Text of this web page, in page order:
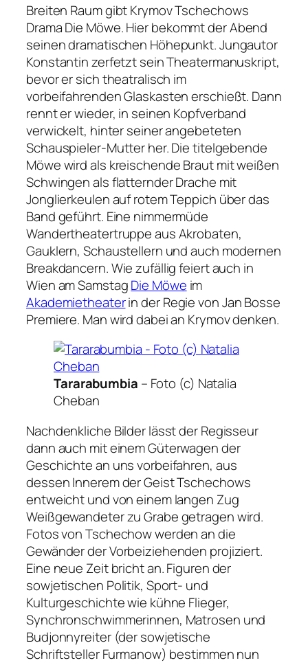
Breiten Raum gibt Krymov Tschechows
DramaDie Möwe. Hier bekommt der Abend
seinen dramatischen Höhepunkt. Jungautor
Konstantin zerfetzt sein Theatermanuskript,
bevor er sich theatralisch im
vorbeifahrenden Glaskasten erschießt. Dann
rennt er wieder, in seinen Kopfverband
verwickelt, hinter seiner angebeteten
Schauspieler-Mutter her. Die titelgebende
Möwe wird als kreischende Braut mit weißen
Schwingen als flatternder Drache mit
Jonglierkeulen auf rotem Teppich über das
Band geführt. Eine nimmermüde
Wandertheatertruppe aus Akrobaten,
Gauklern, Schaustellern und auch modernen
Breakdancern. Wie zufällig feiert auch in
Wien am SamstagDie Möwe im
Akademietheaterin der Regie von Jan Bosse
Premiere. Man wird dabei an Krymov denken.
Tararabumbia – Foto (c) Natalia
Cheban
Nachdenkliche Bilder lässt der Regisseur
dann auch mit einem Güterwagen der
Geschichte an uns vorbeifahren, aus
dessen Innerem der Geist Tschechows
entweicht und von einem langen Zug
Weißgewandeter zu Grabe getragen wird.
Fotos von Tschechow werden an die
Gewänder der Vorbeiziehenden projiziert.
Eine neue Zeit bricht an. Figuren der
sowjetischen Politik, Sport- und
Kulturgeschichte wie kühne Flieger,
Synchronschwimmerinnen, Matrosen und
Budjonnyreiter (der sowjetische
Schriftsteller Furmanow) bestimmen nun